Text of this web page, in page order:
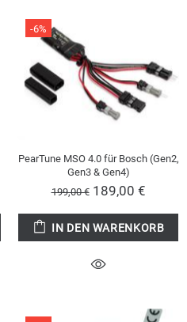
-6%
PearTune MSO 4.0 für Bosch (Gen2,
Gen3 & Gen4)
199,00 € 189,00 €
IN DEN WARENKORB